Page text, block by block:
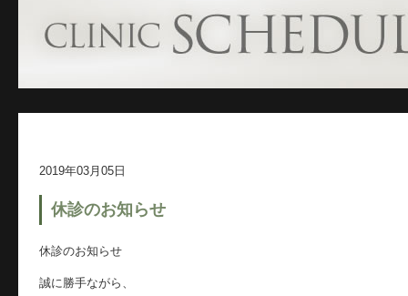
2019年03月05日
休診のお知らせ
休診のお知らせ
誠に勝手ながら、